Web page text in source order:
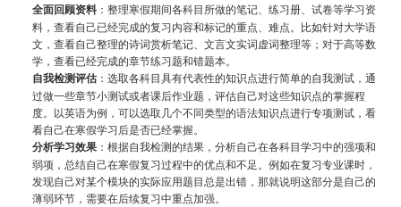
全面回顾资料：整理寒假期间各科目所做的笔记、练习册、试卷等学习资
料，查看自己已经完成的复习内容和标记的重点、难点。比如针对大学语
文，查看自己整理的诗词赏析笔记、文言文实词虚词整理等；对于高等数
学，查看已经完成的章节练习题和错题本。
自我检测评估：选取各科目具有代表性的知识点进行简单的自我测试，通
过做一些章节小测试或者课后作业题，评估自己对这些知识点的掌握程
度。以英语为例，可以选取几个不同类型的语法知识点进行专项测试，看
看自己在寒假学习后是否已经掌握。
分析学习效果：根据自我检测的结果，分析自己在各科目学习中的强项和
弱项，总结自己在寒假复习过程中的优点和不足。例如在复习专业课时，
发现自己对某个模块的实际应用题目总是出错，那就说明这部分是自己的
薄弱环节，需要在后续复习中重点加强。